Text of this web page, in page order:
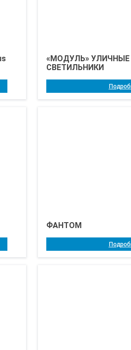
«МОДУЛЬ»
СВЕТИЛЬНИКИ
ФАНТОМ